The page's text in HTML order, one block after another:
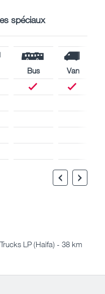
spéciaux
Bus
Van
LP (Haifa) - 38 km